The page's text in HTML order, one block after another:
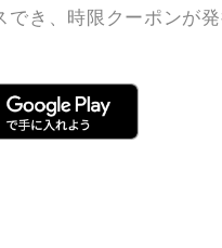
き、時限クーポンが